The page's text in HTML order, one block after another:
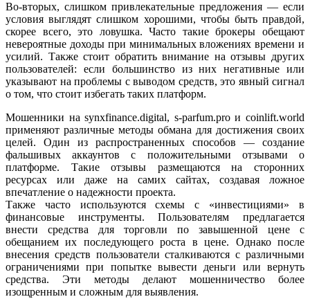
Во-вторых, слишком привлекательные предложения — если
условия выглядят слишком хорошими, чтобы быть правдой,
скорее всего, это ловушка. Часто такие брокеры обещают
невероятные доходы при минимальных вложениях времени и
усилий. Также стоит обратить внимание на отзывы других
пользователей: если большинство из них негативные или
указывают на проблемы с выводом средств, это явный сигнал
о том, что стоит избегать таких платформ.
Мошенники на synxfinance.digital, s-parfum.pro и coinlift.world
применяют различные методы обмана для достижения своих
целей. Один из распространенных способов — создание
фальшивых аккаунтов с положительными отзывами о
платформе. Такие отзывы размещаются на сторонних
ресурсах или даже на самих сайтах, создавая ложное
впечатление о надежности проекта.
Также часто используются схемы с «инвестициями» в
финансовые инструменты. Пользователям предлагается
внести средства для торговли по завышенной цене с
обещанием их последующего роста в цене. Однако после
внесения средств пользователи сталкиваются с различными
ограничениями при попытке вывести деньги или вернуть
средства. Эти методы делают мошенничество более
изощренным и сложным для выявления.